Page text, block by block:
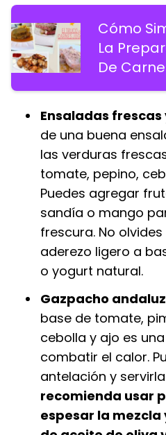
Cómo
La
De
Ensaladas frescas
de una buena
las verduras
tomate, pepino,
Puedes agregar
sandía o mango
frescura. No
aderezo ligero a
o yogurt natural.
Gazpacho
base de tomate,
cebolla y ajo es
combatir el calor.
antelación y
recomienda usar
espesar la mezcla